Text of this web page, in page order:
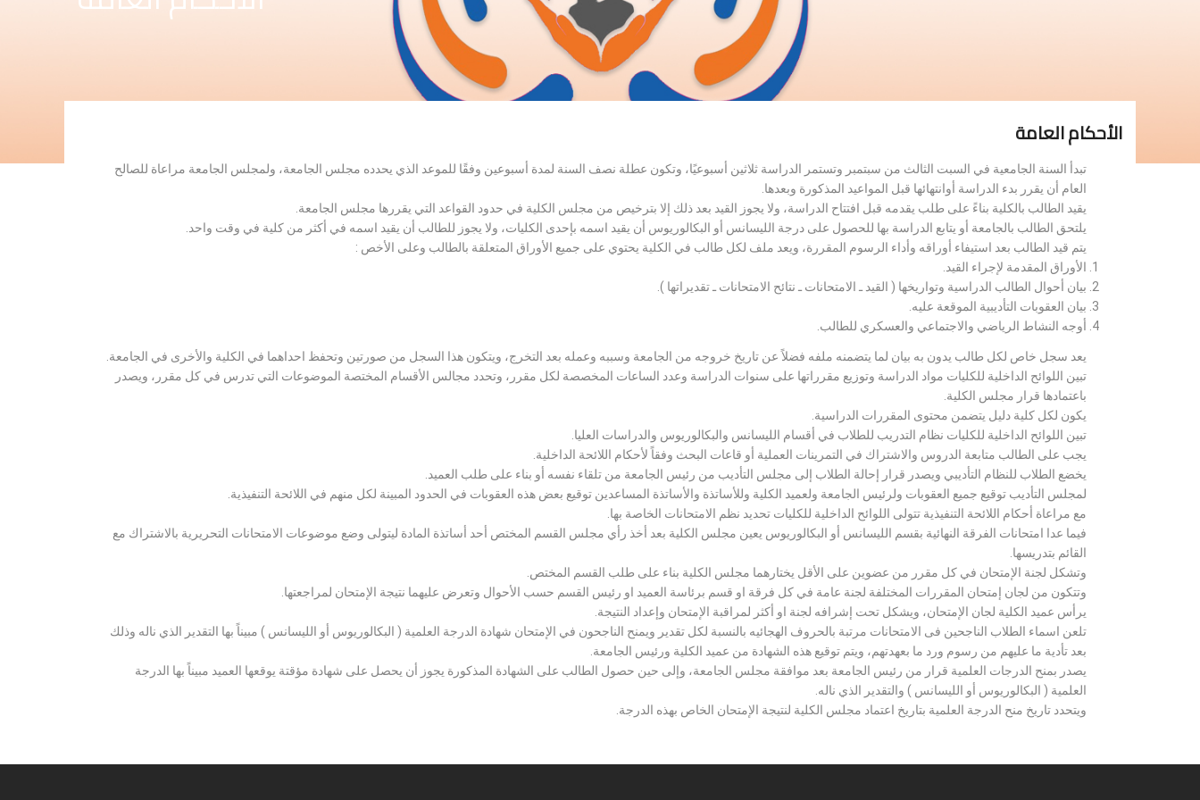
الأحكام العامة
تبدأ السنة الجامعية في السبت الثالث من سبتمبر وتستمر الدراسة ثلاثين أسبوعيًا، وتكون عطلة نصف السنة لمدة أسبوعين وفقًا للموعد الذي يحدده مجلس الجامعة، ولمجلس الجامعة مراعاة للصالح
العام أن يقرر بدء الدراسة أوانتهائها قبل المواعيد المذكورة وبعدها.
يقيد الطالب بالكلية بناءً على طلب يقدمه قبل افتتاح الدراسة، ولا يجوز القيد بعد ذلك إلا بترخيص من مجلس الكلية في حدود القواعد التي يقررها مجلس الجامعة.
يلتحق الطالب بالجامعة أو يتابع الدراسة بها للحصول على درجة الليسانس أو البكالوريوس أن يقيد اسمه بإحدى الكليات، ولا يجوز للطالب أن يقيد اسمه في أكثر من كلية في وقت واحد.
يتم قيد الطالب بعد استيفاء أوراقه وأداء الرسوم المقررة، ويعد ملف لكل طالب في الكلية يحتوي على جميع الأوراق المتعلقة بالطالب وعلى الأخص :
الأوراق المقدمة لإجراء القيد.
بيان أحوال الطالب الدراسية وتواريخها ( القيد ـ الامتحانات ـ نتائح الامتحانات ـ تقديراتها ).
بيان العقوبات التأديبية الموقعة عليه.
أوجه النشاط الرياضي والاجتماعي والعسكري للطالب.
يعد سجل خاص لكل طالب يدون به بيان لما يتضمنه ملفه فضلاً عن تاريخ خروجه من الجامعة وسببه وعمله بعد التخرج، ويتكون هذا السجل من صورتين وتحفظ احداهما في الكلية والأخرى في الجامعة.
تبين اللوائح الداخلية للكليات مواد الدراسة وتوزيع مقرراتها على سنوات الدراسة وعدد الساعات المخصصة لكل مقرر، وتحدد مجالس الأقسام المختصة الموضوعات التي تدرس في كل مقرر، ويصدر
باعتمادها قرار مجلس الكلية.
يكون لكل كلية دليل يتضمن محتوى المقررات الدراسية.
تبين اللوائح الداخلية للكليات نظام التدريب للطلاب في أقسام الليسانس والبكالوريوس والدراسات العليا.
يجب على الطالب متابعة الدروس والاشتراك في التمرينات العملية أو قاعات البحث وفقاً لأحكام اللائحة الداخلية.
يخضع الطلاب للنظام التأديبي ويصدر قرار إحالة الطلاب إلى مجلس التأديب من رئيس الجامعة من تلقاء نفسه أو بناء على طلب العميد.
لمجلس التأديب توقيع جميع العقوبات ولرئيس الجامعة ولعميد الكلية وللأساتذة والأساتذة المساعدين توقيع بعض هذه العقوبات في الحدود المبينة لكل منهم في اللائحة التنفيذية.
مع مراعاة أحكام اللائحة التنفيذية تتولى اللوائح الداخلية للكليات تحديد نظم الامتحانات الخاصة بها.
فيما عدا امتحانات الفرقة النهائية بقسم الليسانس أو البكالوريوس يعين مجلس الكلية بعد أخذ رأي مجلس القسم المختص أحد أساتذة المادة ليتولى وضع موضوعات الامتحانات التحريرية بالاشتراك مع
القائم بتدريسها.
وتشكل لجنة الإمتحان في كل مقرر من عضوين على الأقل يختارهما مجلس الكلية بناء على طلب القسم المختص.
وتتكون من لجان إمتحان المقررات المختلفة لجنة عامة في كل فرقة او قسم برئاسة العميد او رئيس القسم حسب الأحوال وتعرض عليهما نتيجة الإمتحان لمراجعتها.
يرأس عميد الكلية لجان الإمتحان، ويشكل تحت إشرافه لجنة او أكثر لمراقبة الإمتحان وإعداد النتيجة.
تلعن اسماء الطلاب الناجحين فى الامتحانات مرتبة بالحروف الهجائيه بالنسبة لكل تقدير ويمنح الناجحون في الإمتحان شهادة الدرجة العلمية ( البكالوريوس أو الليسانس ) مبيناً بها التقدير الذي ناله وذلك
بعد تأدية ما عليهم من رسوم ورد ما بعهدتهم، ويتم توقيع هذه الشهادة من عميد الكلية ورئيس الجامعة.
يصدر بمنح الدرجات العلمية قرار من رئيس الجامعة بعد موافقة مجلس الجامعة، وإلى حين حصول الطالب على الشهادة المذكورة يجوز أن يحصل على شهادة مؤقتة يوقعها العميد مبيناً بها الدرجة
العلمية ( البكالوريوس أو الليسانس ) والتقدير الذي ناله.
ويتحدد تاريخ منح الدرجة العلمية بتاريخ اعتماد مجلس الكلية لنتيجة الإمتحان الخاص بهذه الدرجة.